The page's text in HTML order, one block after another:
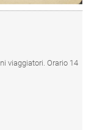
viaggiatori. Orario 14